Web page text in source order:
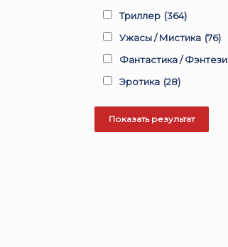
Триллер (364)
Ужасы / Мистика (76)
Фантастика / Фэнтези
Эротика (28)